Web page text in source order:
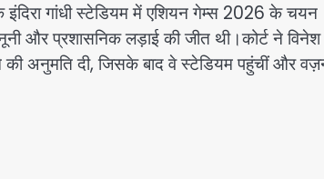
इंदिरा गांधी स्टेडियम में एशियन गेम्स 2026 के चयन
और प्रशासनिक लड़ाई की जीत थी।कोर्ट ने
अनुमति दी, जिसके बाद वे स्टेडियम पहुंचीं और